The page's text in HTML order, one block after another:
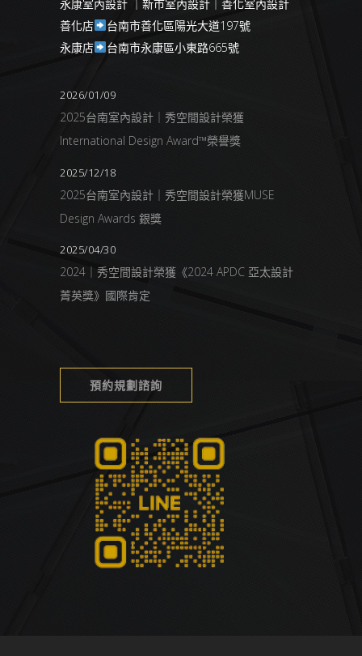
永康室內設計 ｜新市室內設計｜善化室內設計
善化店
台南市善化區陽光大道197號
永康店
台南市永康區小東路665號
2026/01/09
2025台南室內設計｜秀空間設計榮獲
International Design Award™榮譽獎
2025/12/18
2025台南室內設計｜秀空間設計榮獲MUSE
Design Awards 銀獎
2025/04/30
2024｜秀空間設計榮獲《2024 APDC 亞太設計
菁英獎》國際肯定
預約規劃諮詢